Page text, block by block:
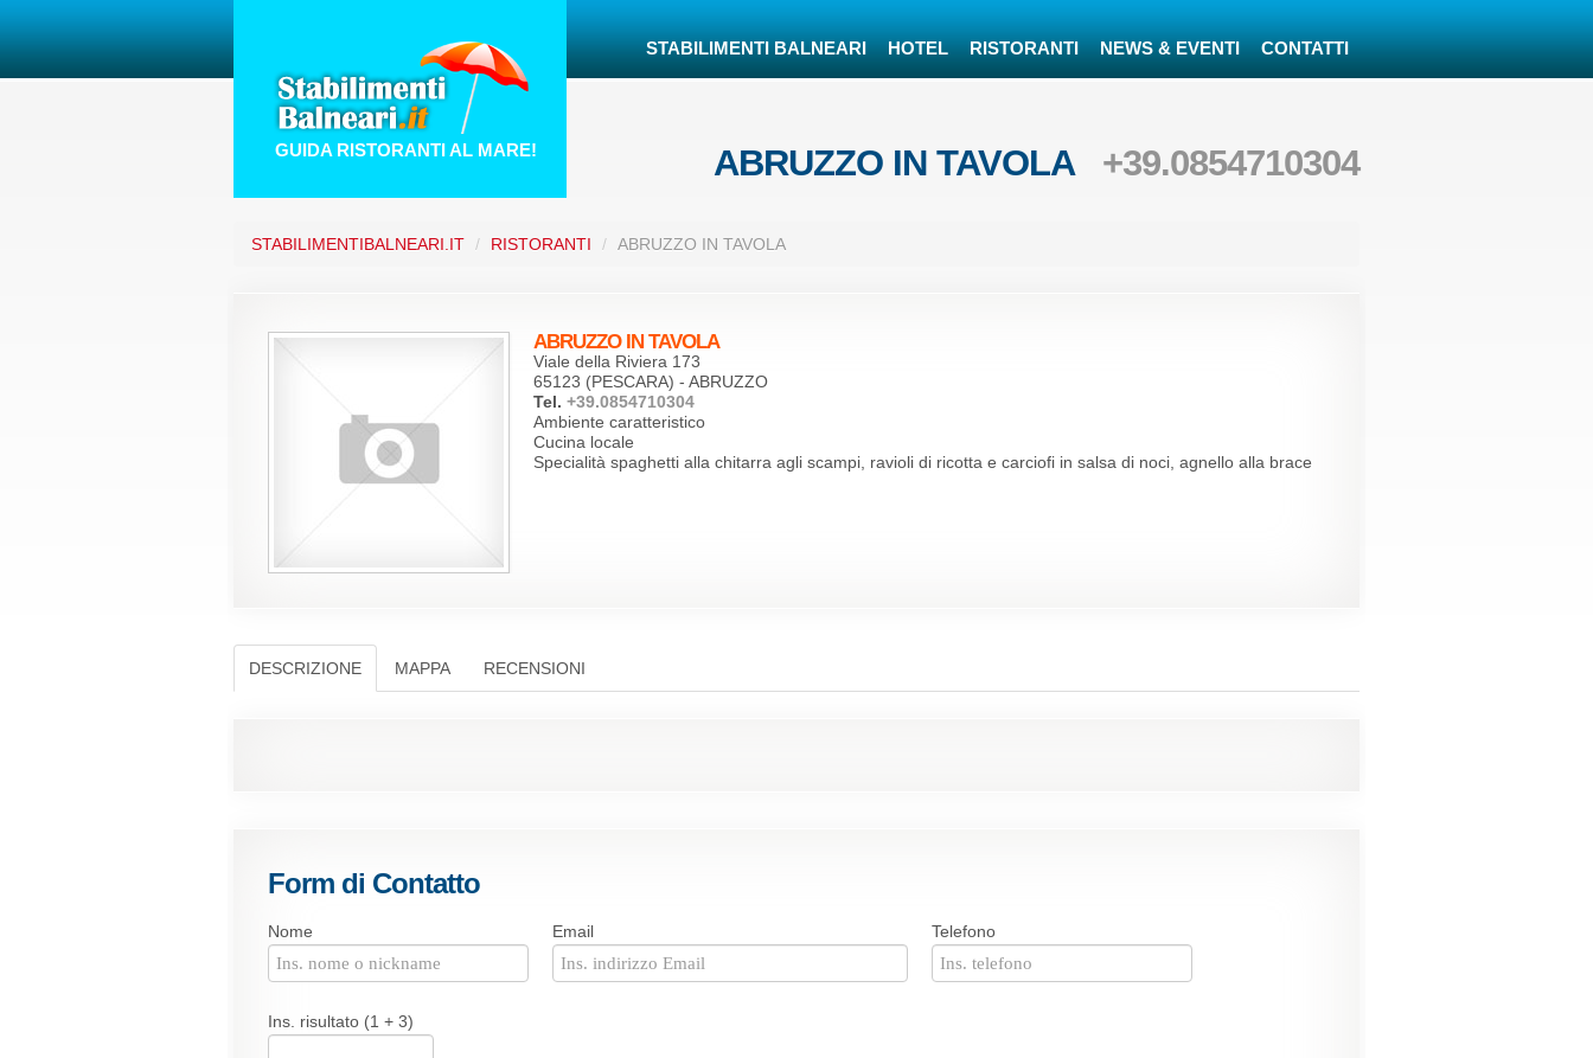
GUIDA RISTORANTI AL MARE!
STABILIMENTI BALNEARI HOTEL RISTORANTI NEWS & EVENTI CONTATTI
ABRUZZO IN TAVOLA +39.0854710304
STABILIMENTIBALNEARI.IT / RISTORANTI / ABRUZZO IN TAVOLA
ABRUZZO IN TAVOLA
Viale della Riviera 173
65123 (PESCARA) - ABRUZZO
Tel. +39.0854710304
Ambiente caratteristico
Cucina locale
Specialità spaghetti alla chitarra agli scampi, ravioli di ricotta e carciofi in salsa di noci, agnello alla brace
DESCRIZIONE MAPPA RECENSIONI
Form di Contatto
Nome Email Telefono
Ins. risultato (1 + 3)